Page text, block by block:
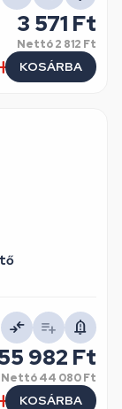
3 571 Ft
Nettó2 812 Ft
KOSÁRBA
982 Ft
Nettó44 080 Ft
KOSÁRBA